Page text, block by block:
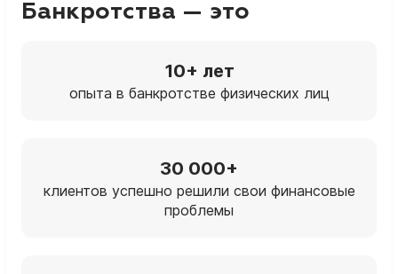
Банкротства — это
10+ лет
опыта в банкротстве физических лиц
30 000+
клиентов успешно решили свои финансовые
проблемы